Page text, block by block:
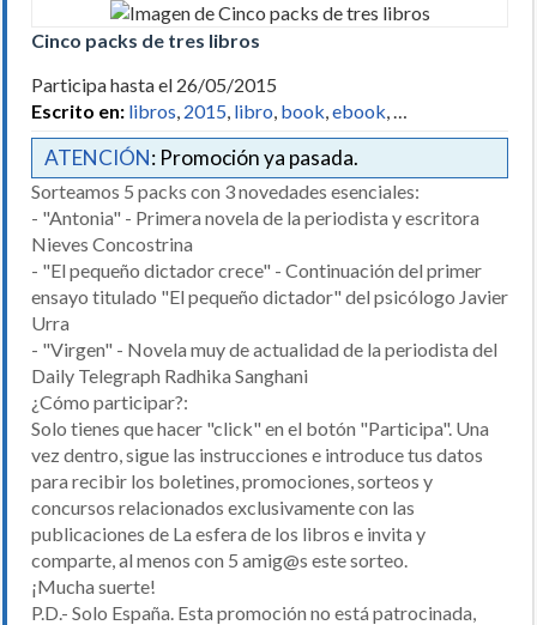
Cinco packs de tres libros
Participa hasta el 26/05/2015
Escrito en: libros, 2015, libro, book,ebook, …
ATENCIÓN: Promoción ya pasada.
Sorteamos 5 packs con 3 novedades esenciales:
- "Antonia" - Primera novela de la periodista y escritora
Nieves Concostrina
- "El pequeño dictador crece" - Continuación del primer
ensayo titulado "El pequeño dictador" del psicólogo Javier
Urra
- "Virgen" - Novela muy de actualidad de la periodista del
Daily Telegraph Radhika Sanghani
¿Cómo participar?:
Solo tienes que hacer "click" en el botón "Participa". Una
vez dentro, sigue las instrucciones e introduce tus datos
para recibir los boletines, promociones, sorteos y
concursos relacionados exclusivamente con las
publicaciones de La esfera de los libros e invita y
comparte, al menos con 5 amig@s este sorteo.
¡Mucha suerte!
P.D.- Solo España. Esta promoción no está patrocinada,